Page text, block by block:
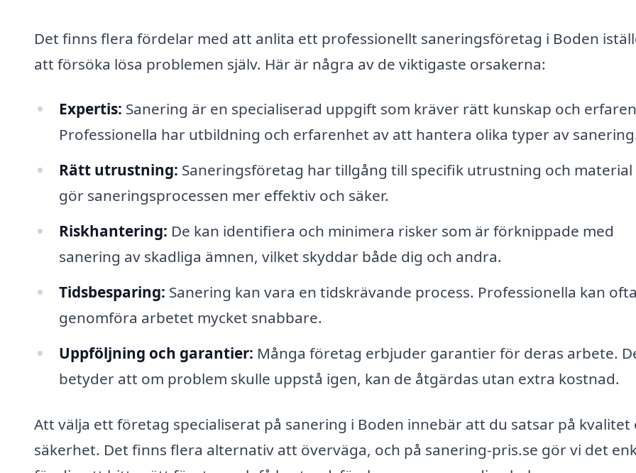
Det finns flera fördelar med att anlita ett professionellt saneringsföretag i Boden
att försöka lösa problemen själv. Här är några av de viktigaste orsakerna:
Expertis: Sanering är en specialiserad uppgift som kräver rätt kunskap och
Professionella har utbildning och erfarenhet av att hantera olika typer av
Rätt utrustning: Saneringsföretag har tillgång till specifik utrustning och material
gör saneringsprocessen mer effektiv och säker.
Riskhantering: De kan identifiera och minimera risker som är förknippade med
sanering av skadliga ämnen, vilket skyddar både dig och andra.
Tidsbesparing: Sanering kan vara en tidskrävande process. Professionella kan
genomföra arbetet mycket snabbare.
Uppföljning och garantier: Många företag erbjuder garantier för deras arbete.
betyder att om problem skulle uppstå igen, kan de åtgärdas utan extra kostnad.
Att välja ett företag specialiserat på sanering i Boden innebär att du satsar på kvalitet
säkerhet. Det finns flera alternativ att överväga, och på sanering-pris.se gör vi det